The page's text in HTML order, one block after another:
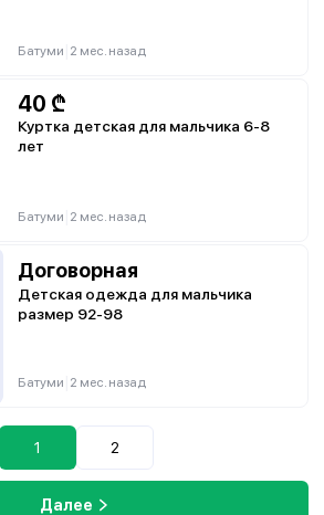
Батуми 2 мес. назад
40 ₾
Куртка детская для мальчика 6-8
лет
Батуми 2 мес. назад
Договорная
Детская одежда для мальчика
размер 92-98
Батуми 2 мес. назад
1 2
Далее